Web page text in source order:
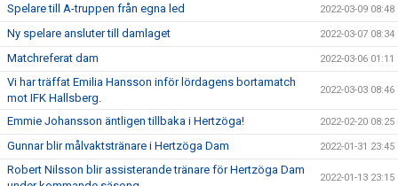
Spelare till A-truppen från egna led 2022-03-09 08:48
Ny spelare ansluter till damlaget 2022-03-07 08:34
Matchreferat dam 2022-03-06 01:11
Vi har träffat Emilia Hansson inför lördagens bortamatch
mot IFK Hallsberg.
2022-03-03 08:46
Emmie Johansson äntligen tillbaka i Hertzöga! 2022-02-20 08:25
Gunnar blir målvaktstränare i Hertzöga Dam 2022-01-31 23:45
Robert Nilsson blir assisterande tränare för Hertzöga Dam
2022-01-13 23:15